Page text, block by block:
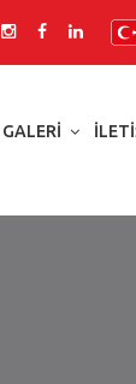
GALERI